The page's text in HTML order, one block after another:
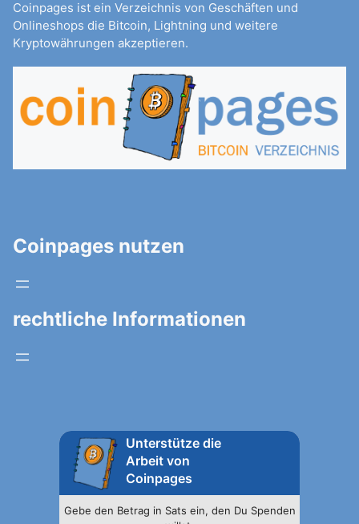
Coinpages ist ein Verzeichnis von Geschäften und
Onlineshops die Bitcoin, Lightning und weitere
Kryptowährungen akzeptieren.
Coinpages nutzen
rechtliche Informationen
Unterstütze die
Arbeit von
Coinpages
Gebe den Betrag in Sats ein, den Du Spenden